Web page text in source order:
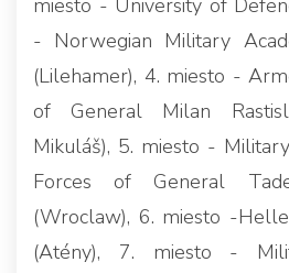
miesto - University of
- Norwegian Military
(Lilehamer), 4. miesto -
of General Milan
Mikuláš), 5. miesto -
Forces of General
(Wroclaw), 6. miesto -
(Atény), 7. miesto -